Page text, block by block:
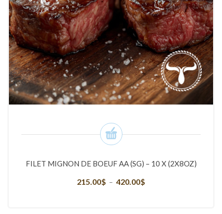
FILET MIGNON DE BOEUF AA (SG) – 10 X (2X8OZ)
215.00$ – 420.00$